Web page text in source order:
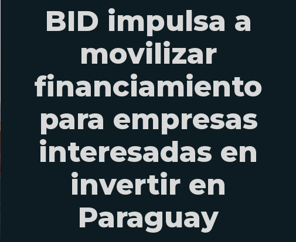
BID impulsa a
movilizar
financiamiento
para empresas
interesadas en
invertir en
Paraguay